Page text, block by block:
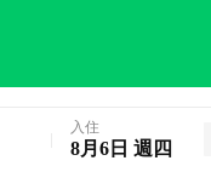
入住
8月6日 週四